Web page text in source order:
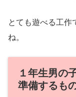
とても遊べる工作
ね。
１年生男の
準備するも